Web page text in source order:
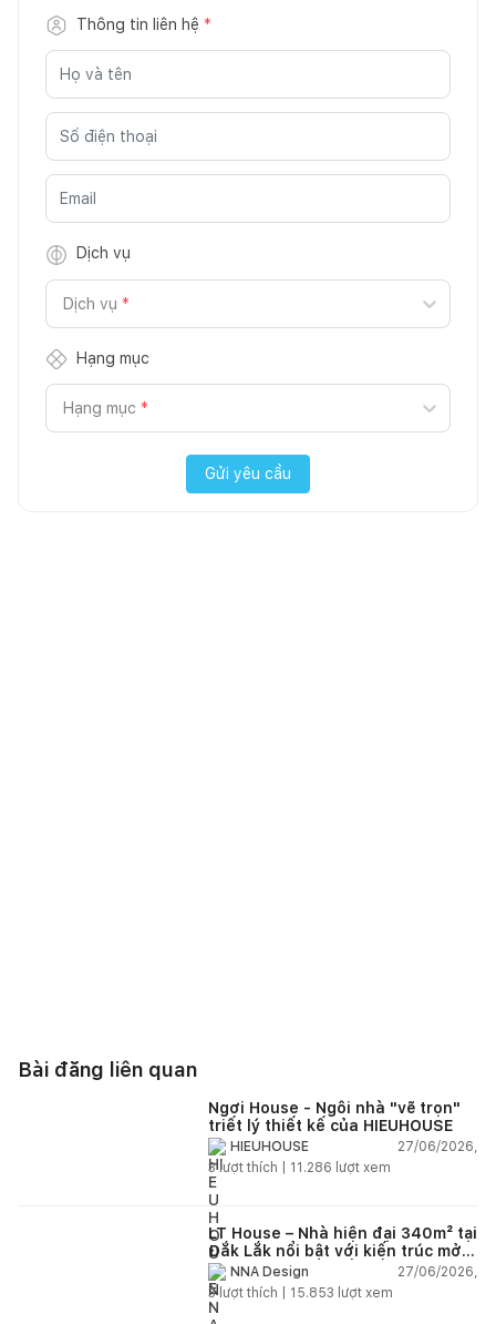
Thông tin liên hệ *
Dịch vụ
Dịch vụ *
Hạng mục
Hạng mục *
Gửi yêu cầu
Bài đăng liên quan
Ngơi House - Ngôi nhà "vẽ trọn"
triết lý thiết kế của HIEUHOUSE
HIEUHOUSE
27/06/2026,
3lượt thích | 11.286 lượt xem
LT House – Nhà hiện đại 340m² tại
Đắk Lắk nổi bật với kiến trúc mở
và hệ sân vườn kết nối thiên
nhiên
NNA Design
27/06/2026,
3lượt thích | 15.853 lượt xem